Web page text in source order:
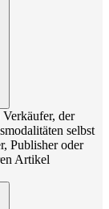
der
selbst
Publisher oder
Artikel